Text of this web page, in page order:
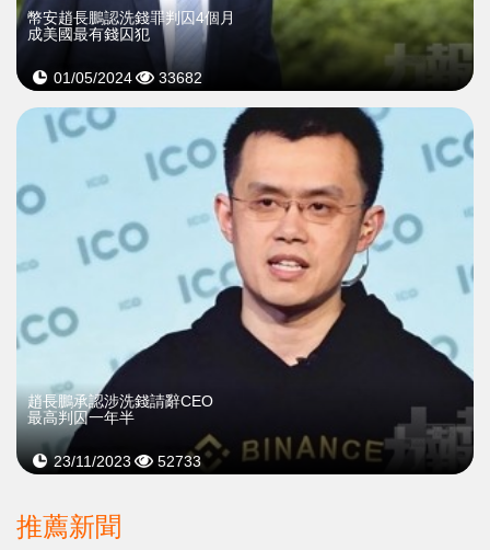
幣安趙長鵬認洗錢罪判囚4個月
成美國最有錢囚犯
01/05/2024 33682
趙長鵬承認涉洗錢請辭CEO
最高判囚一年半
23/11/2023 52733
推薦新聞